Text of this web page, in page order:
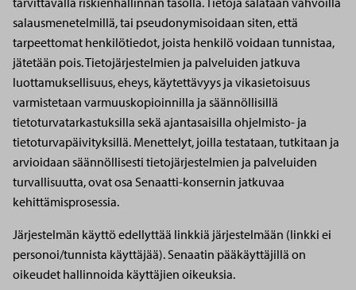
salausmenetelmillä, tai pseudonymisoidaan siten, että
tarpeettomat henkilötiedot, joista henkilö voidaan tunnistaa,
jätetään pois. Tietojärjestelmien ja palveluiden jatkuva
luottamuksellisuus, eheys, käytettävyys ja vikasietoisuus
varmistetaan varmuuskopioinnilla ja säännöllisillä
tietoturvatarkastuksilla sekä ajantasaisilla ohjelmisto- ja
tietoturvapäivityksillä. Menettelyt, joilla testataan, tutkitaan ja
arvioidaan säännöllisesti tietojärjestelmien ja palveluiden
turvallisuutta, ovat osa Senaatti-konsernin jatkuvaa
kehittämisprosessia.
Järjestelmän käyttö edellyttää linkkiä järjestelmään (linkki ei
personoi/tunnista käyttäjää). Senaatin pääkäyttäjillä on
oikeudet hallinnoida käyttäjien oikeuksia.